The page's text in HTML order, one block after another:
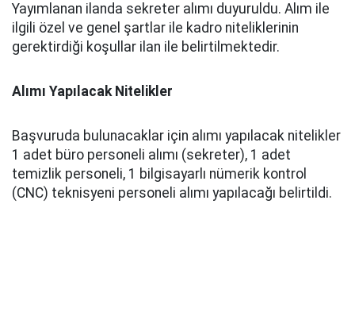
Yayımlanan ilanda sekreter alımı duyuruldu. Alım ile
ilgili özel ve genel şartlar ile kadro niteliklerinin
gerektirdiği koşullar ilan ile belirtilmektedir.
Alımı Yapılacak Nitelikler
Başvuruda bulunacaklar için alımı yapılacak nitelikler
1 adet büro personeli alımı (sekreter), 1 adet
temizlik personeli, 1 bilgisayarlı nümerik kontrol
(CNC) teknisyeni personeli alımı yapılacağı belirtildi.